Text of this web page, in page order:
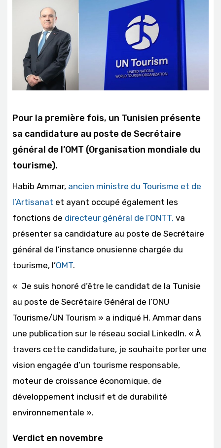
Pour la première fois, un Tunisien présente
sa candidature au poste de Secrétaire
général de l’OMT (Organisation mondiale du
tourisme).
Habib Ammar, ancien ministre du Tourisme et de
l’Artisanat et ayant occupé également les
fonctions de directeur général de l’ONTT, va
présenter sa candidature au poste de Secrétaire
général de l’instance onusienne chargée du
tourisme, l’OMT.
« Je suis honoré d’être le candidat de la Tunisie
au poste de Secrétaire Général de l’ONU
Tourisme/UN Tourism » a indiqué H. Ammar dans
une publication sur le réseau social LinkedIn. « À
travers cette candidature, je souhaite porter une
vision engagée d’un tourisme responsable,
moteur de croissance économique, de
développement inclusif et de durabilité
environnementale ».
Verdict en novembre